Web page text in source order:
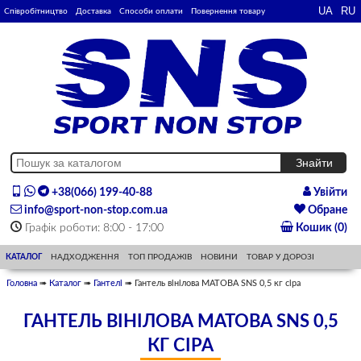
Співробітництво Доставка Способи оплати Повернення товару
+38(066) 199-40-88
info@sport-non-stop.com.ua
Графік роботи: 8:00 - 17:00
Увійти
Обране
Кошик (0)
КАТАЛОГ НАДХОДЖЕННЯ ТОП ПРОДАЖІВ НОВИНИ ТОВАР У ДОРОЗІ
Головна ➠ Каталог ➠ Гантелі ➠ Гантель вінілова МАТОВА SNS 0,5 кг сіра
ГАНТЕЛЬ ВІНІЛОВА МАТОВА SNS 0,5
КГ СІРА